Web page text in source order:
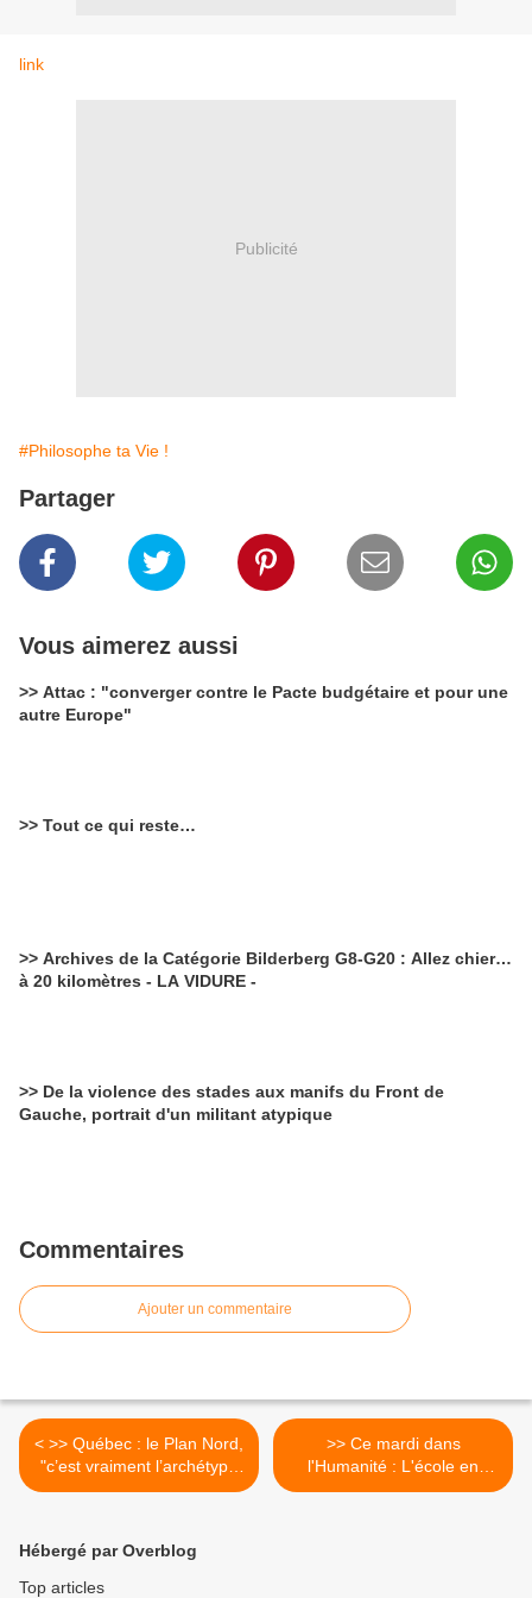
link
Publicité
#Philosophe ta Vie !
Partager
Vous aimerez aussi
>> Attac : "converger contre le Pacte budgétaire et pour une
autre Europe"
>> Tout ce qui reste…
>> Archives de la Catégorie Bilderberg G8-G20 : Allez chier…
à 20 kilomètres - LA VIDURE -
>> De la violence des stades aux manifs du Front de
Gauche, portrait d'un militant atypique
Commentaires
Ajouter un commentaire
< >> Québec : le Plan Nord,
"c’est vraiment l’archétype
du paradis néolibéral"
>> Ce mardi dans
l'Humanité : L'école en
chantier. "Il n'y a pas
Hébergé par Overblog
Top articles